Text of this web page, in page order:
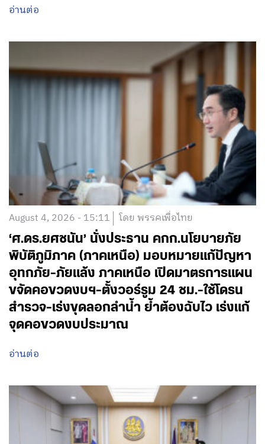
อ่านต่อ
August 4, 2026 - 15:11 โดย พรรคเพื่อไทย
‘ศ.ดร.ยศชนัน’ นั่งประธาน คกก.นโยบายภัย
พิบัติภูมิภาค (ภาคเหนือ) มอบหมายแก้ปัญหา
อุทกภัย-ภัยแล้ง ภาคเหนือ เปิดมาตรการแผน
ขจัดคอขวดงบฯ-ตั้งวอร์รูม 24 ชม.-ใช้โดรน
สำรวจ-เร่งขุดลอกลำน้ำ ย้ำต้องฉับไว เร่งแก้
จุดคอขวดงบประมาณ
อ่านต่อ